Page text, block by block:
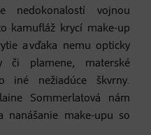
nedokonalostí vojnou
kamufláž krycí make-up
a vďaka nemu opticky
či plamene, materské
iné nežiadúce škvrny.
Sommerlatová nám
nanášanie make-upu so